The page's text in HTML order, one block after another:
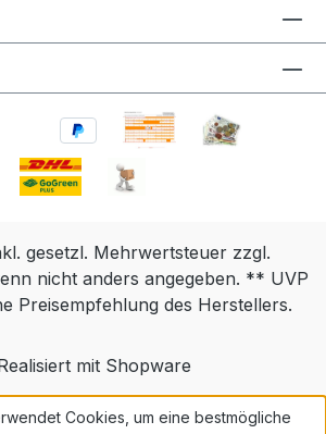
gesetzl. Mehrwertsteuer zzgl.
nicht anders angegeben. ** UVP
Preisempfehlung des Herstellers.
mit Shopware
Cookies, um eine bestmögliche